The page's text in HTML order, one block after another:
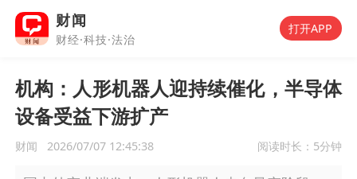
财闻
财经·科技·法治
打开APP
机构：人形机器人迎持续催化，半导体
设备受益下游扩产
财闻 2026/07/07 12:45:38 阅读时长： 5分钟